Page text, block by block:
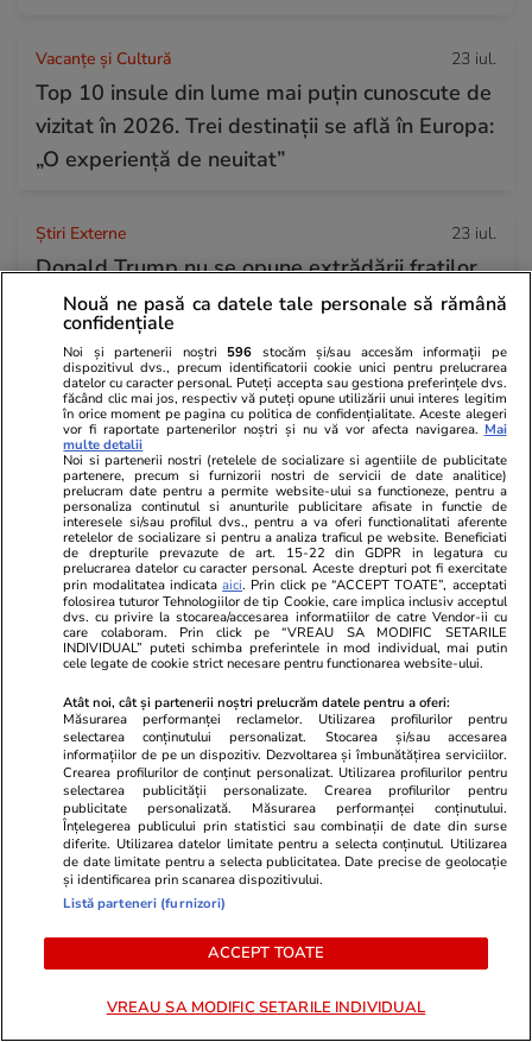
Vacanțe și Cultură 23 iul.
Top 10 insule din lume mai puțin cunoscute de
vizitat în 2026. Trei destinații se află în Europa:
„O experiență de neuitat”
Știri Externe 23 iul.
Donald Trump nu se opune extrădării fraților
Tate în Marea Britanie, unde sunt acuzați de
noi infracțiuni de viol și trafic de persoane
Știri România 23 iul.
Haos la admiterea ASE 2026: candidaților li
se cere jumătate din taxa de școlarizare
înainte de a afla unde au fost repartizați
Citește mai multe
TRENDING
Horoscop 23 iul.
Horoscop 24 iulie 2026. Vărsătorii au unele
probleme de la locul de muncă ce dispar de la
sine, iar altele vor deveni mai ușor de rezolvat
Știri România
câștigătoare extrase joi
Nouă ne pasă ca datele tale personale să rămână
confidențiale
Noi și partenerii noștri 596 stocăm și/sau accesăm informații pe
dispozitivul dvs., precum identificatorii cookie unici pentru prelucrarea
datelor cu caracter personal. Puteți accepta sau gestiona preferințele dvs.
făcând clic mai jos, respectiv vă puteți opune utilizării unui interes legitim
în orice moment pe pagina cu politica de confidențialitate. Aceste alegeri
vor fi raportate partenerilor noștri și nu vă vor afecta navigarea. Mai
multe detalii
Noi si partenerii nostri (retelele de socializare si agentiile de publicitate
partenere, precum si furnizorii nostri de servicii de date analitice)
prelucram date pentru a permite website-ului sa functioneze, pentru a
personaliza continutul si anunturile publicitare afisate in functie de
interesele si/sau profilul dvs., pentru a va oferi functionalitati aferente
retelelor de socializare si pentru a analiza traficul pe website. Beneficiati
de drepturile prevazute de art. 15-22 din GDPR in legatura cu
prelucrarea datelor cu caracter personal. Aceste drepturi pot fi exercitate
prin modalitatea indicataaici. Prin click pe “ACCEPT TOATE”, acceptati
folosirea tuturor Tehnologiilor de tip Cookie, care implica inclusiv acceptul
dvs. cu privire la stocarea/accesarea informatiilor de catre Vendor-ii cu
care colaboram. Prin click pe “VREAU SA MODIFIC SETARILE
INDIVIDUAL” puteti schimba preferintele in mod individual, mai putin
cele legate de cookie strict necesare pentru functionarea website-ului.
Atât noi, cât și partenerii noștri prelucrăm datele pentru a oferi:
Măsurarea performanței reclamelor. Utilizarea profilurilor pentru
selectarea conținutului personalizat. Stocarea și/sau accesarea
informațiilor de pe un dispozitiv. Dezvoltarea și îmbunătățirea serviciilor.
Crearea profilurilor de conținut personalizat. Utilizarea profilurilor pentru
selectarea publicității personalizate. Crearea profilurilor pentru
publicitate personalizată. Măsurarea performanței conținutului.
Înțelegerea publicului prin statistici sau combinații de date din surse
diferite. Utilizarea datelor limitate pentru a selecta conținutul. Utilizarea
de date limitate pentru a selecta publicitatea. Date precise de geolocație
și identificarea prin scanarea dispozitivului.
Listă parteneri (furnizori)
ACCEPT TOATE
VREAU SA MODIFIC SETARILE INDIVIDUAL